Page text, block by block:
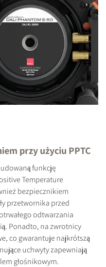
przy użyciu PPTC
funkcję
Temperature
bezpiecznikiem
przetwornika przed
odtwarzania
Ponadto, na zwrotnicy
co gwarantuje najkrótszą
uchwyty zapewniają
głośnikowym.